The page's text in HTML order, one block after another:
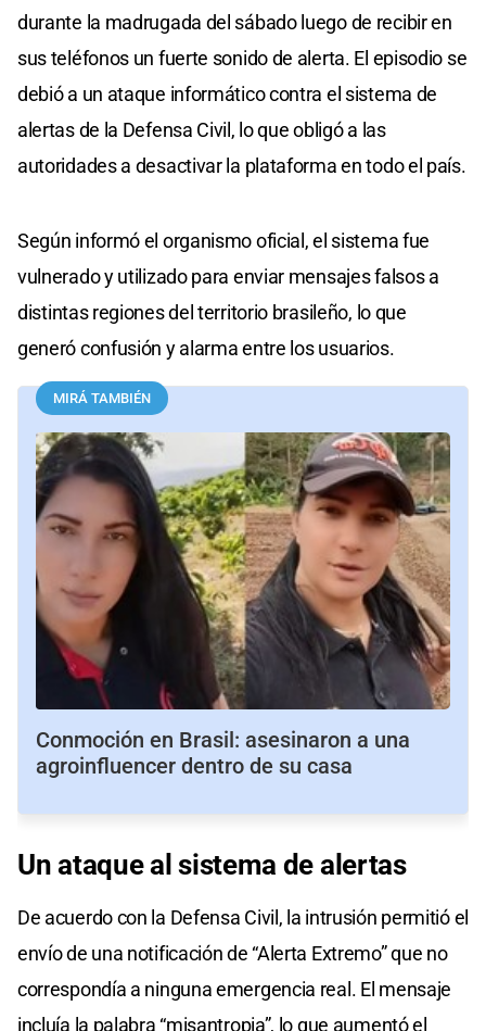
durante la madrugada del sábado luego de recibir en
sus teléfonos un fuerte sonido de alerta. El episodio se
debió a un ataque informático contra el sistema de
alertas de la Defensa Civil, lo que obligó a las
autoridades a desactivar la plataforma en todo el país.
Según informó el organismo oficial, el sistema fue
vulnerado y utilizado para enviar mensajes falsos a
distintas regiones del territorio brasileño, lo que
generó confusión y alarma entre los usuarios.
MIRÁ TAMBIÉN
Conmoción en Brasil: asesinaron a una
agroinfluencer dentro de su casa
Un ataque al sistema de alertas
De acuerdo con la Defensa Civil, la intrusión permitió el
envío de una notificación de “Alerta Extremo” que no
correspondía a ninguna emergencia real. El mensaje
incluía la palabra “misantropia”, lo que aumentó el